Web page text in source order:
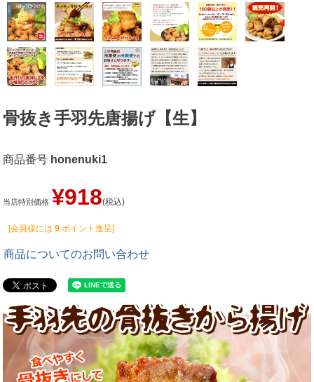
骨抜き手羽先唐揚げ【生】
商品番号 honenuki1
当店特別価格 ¥918 税込
[会員様には 9 ポイント進呈]
商品についてのお問い合わせ